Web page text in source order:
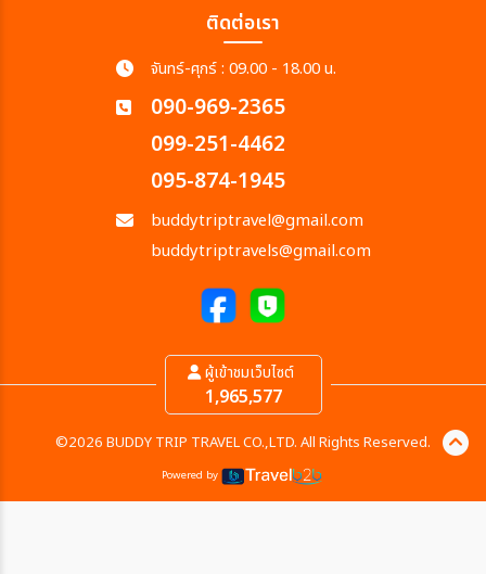
ติดต่อเรา
จันทร์-ศุกร์ : 09.00 - 18.00 น.
090-969-2365
099-251-4462
095-874-1945
buddytriptravel@gmail.com
buddytriptravels@gmail.com
ผู้เข้าชมเว็บไซต์
1,965,577
©2026 BUDDY TRIP TRAVEL CO.,LTD. All Rights Reserved.
Powered by